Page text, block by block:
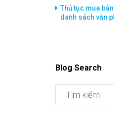
Thủ tục mua
danh sách văn
Blog Search